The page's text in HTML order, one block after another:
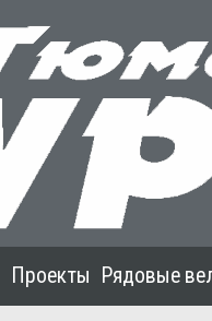
Проекты Рядовые